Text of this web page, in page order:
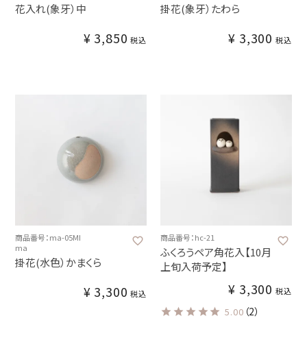
花入れ(象牙）中
¥ 3,850 税込
掛花(象牙）たわら
¥ 3,300 税込
商品番号：ma-05MI
ma
掛花(水色）かまくら
¥ 3,300 税込
商品番号：hc-21
ふくろうペア角花入【10月
上旬入荷予定】
¥ 3,300 税込
5.00 （2）